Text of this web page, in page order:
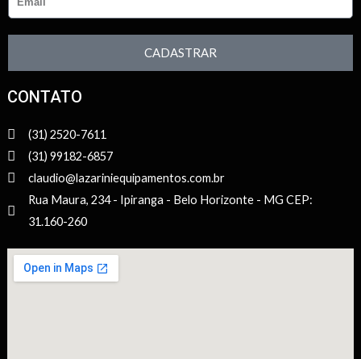
CADASTRAR
CONTATO
(31) 2520-7611
(31) 99182-6857
claudio@lazariniequipamentos.com.br
Rua Maura, 234 - Ipiranga - Belo Horizonte - MG CEP:
31.160-260